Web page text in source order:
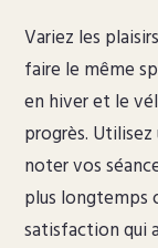
Variez les
faire le même
en hiver et le
progrès.
noter vos
plus longtemps
satisfaction qui